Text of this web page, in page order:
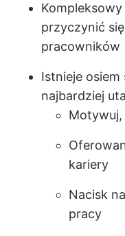
przyczynić
pracowników
Istnieje
najbardziej
Motywuj,
kariery
Nacisk
pracy